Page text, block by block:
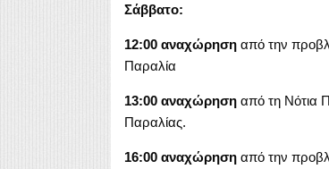
Σάββατο:
12:00 αναχώρησηαπό την
Παραλία
13:00 αναχώρησηαπό τη Νότια
Παραλίας.
16:00 αναχώρηση από την